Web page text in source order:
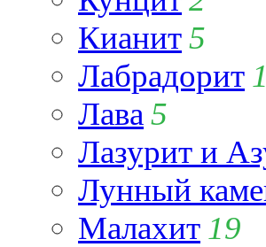
Кианит5
Лабрадорит
Лава 5
Лазурит и
Лунный
Малахит 19